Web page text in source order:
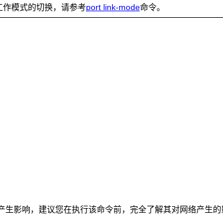
模式的切换，请参考port link-mode命令。
影响，建议您在执行该命令前，完全了解其对网络产生的